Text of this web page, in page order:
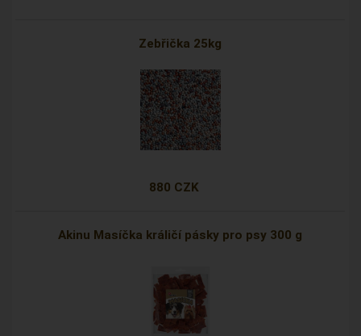
Zebřička 25kg
880 CZK
Akinu Masíčka králičí pásky pro psy 300 g